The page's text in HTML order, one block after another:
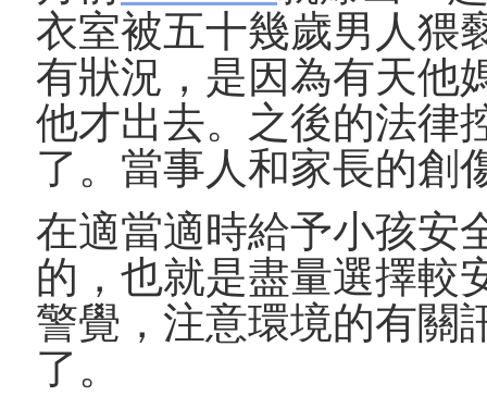
衣室被五十幾歲男人猥
有狀況，是因為有天他
他才出去。之後的法律
了。當事人和家長的創
在適當適時給予小孩安
的，也就是盡量選擇較
警覺，注意環境的有關
了。